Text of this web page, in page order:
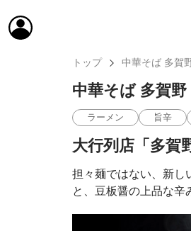
トップ 中華そば 多賀
中華そば 多賀
ラーメン 旨辛
大行列店「多賀
担々麺ではない、新し
と、豆板醤の上品な辛